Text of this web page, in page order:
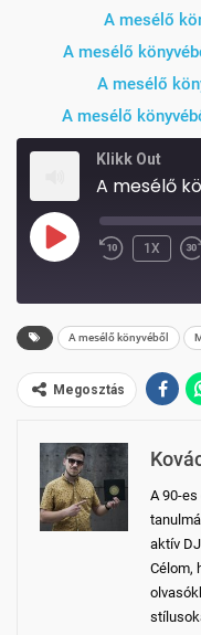
A mesélő
A mesélő
A mesélő
A mesélő
Klikk Out
PLAY
REWIND
1X
A mesélő könyvéből
Megosztás
A 90-
aktív
Célom,